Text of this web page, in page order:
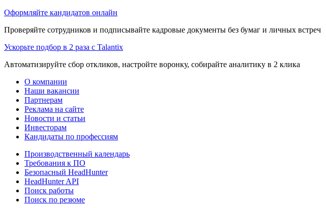
Оформляйте кандидатов онлайн
Проверяйте сотрудников и подписывайте кадровые документы без бумаг и личных встреч
Ускорьте подбор в 2 раза с Talantix
Автоматизируйте сбор откликов, настройте воронку, собирайте аналитику в 2 клика
О компании
Наши вакансии
Партнерам
Реклама на сайте
Новости и статьи
Инвесторам
Кандидаты по профессиям
Производственный календарь
Требования к ПО
Безопасный HeadHunter
HeadHunter API
Поиск работы
Поиск по резюме